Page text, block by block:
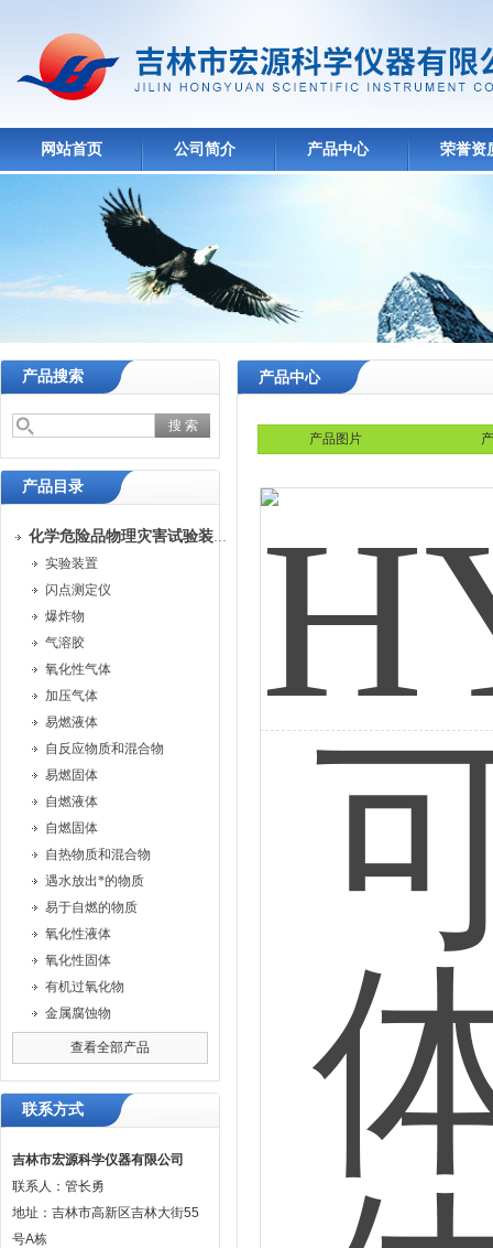
网站首页 公司简介 产品中心 荣誉资
产品搜索
产品目录
化学危险品物理灾害试验装置
实验装置
闪点测定仪
爆炸物
气溶胶
氧化性气体
加压气体
易燃液体
自反应物质和混合物
易燃固体
自燃液体
自燃固体
自热物质和混合物
遇水放出*的物质
易于自燃的物质
氧化性液体
氧化性固体
有机过氧化物
金属腐蚀物
查看全部产品
联系方式
吉林市宏源科学仪器有限公司
联系人：管长勇
地址：吉林市高新区吉林大街55
号A栋
产品中心
产品图片